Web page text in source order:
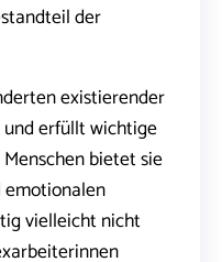
der
existierender
erfüllt wichtige
bietet sie
emotionalen
vielleicht nicht